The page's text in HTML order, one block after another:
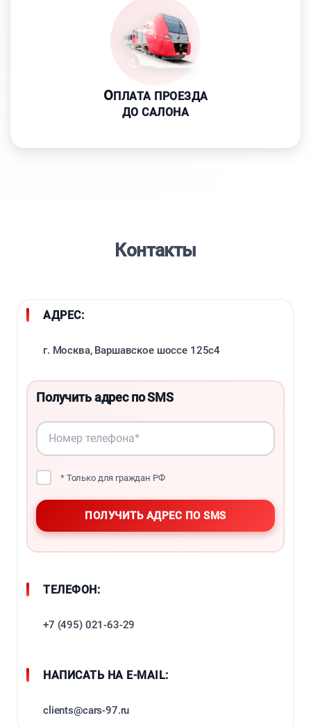
ОПЛАТА ПРОЕЗДА
ДО САЛОНА
Контакты
АДРЕС:
г. Москва, Варшавское шоссе 125с4
Получить адрес по SMS
* Только для граждан РФ
ТЕЛЕФОН:
+7 (495) 021-63-29
НАПИСАТЬ НА E-MAIL:
clients@cars-97.ru